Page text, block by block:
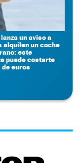
lanza un aviso a
alquilen un coche
este
puede costarte
euros